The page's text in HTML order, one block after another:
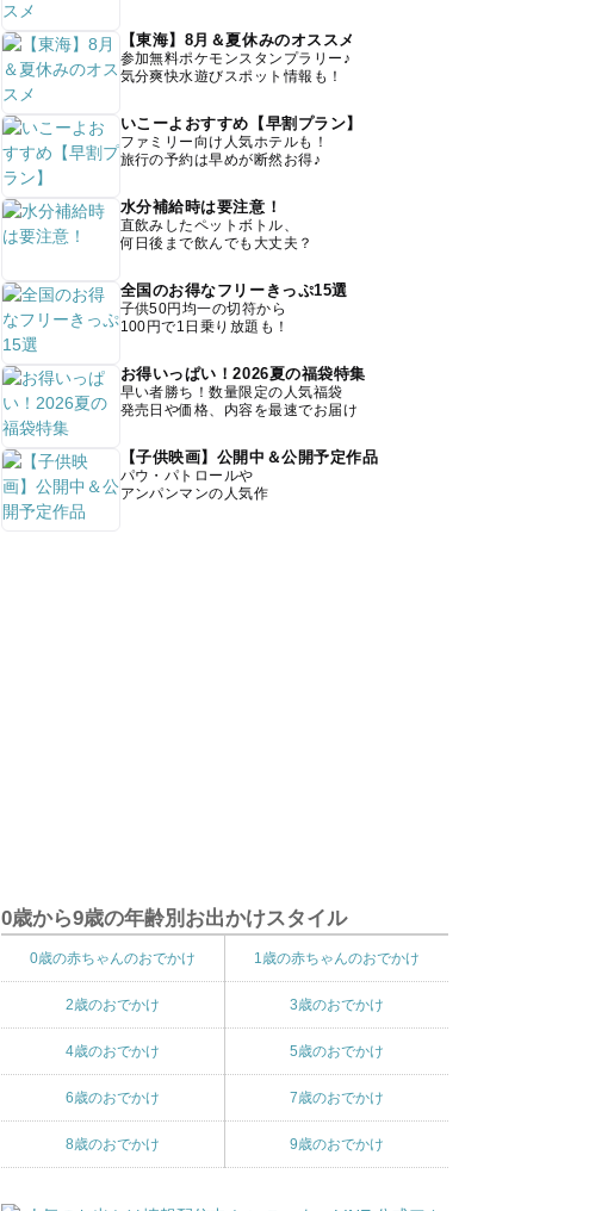
【東海】8月＆夏休みのオススメ
参加無料ポケモンスタンプラリー♪
気分爽快水遊びスポット情報も！
いこーよおすすめ【早割プラン】
ファミリー向け人気ホテルも！
旅行の予約は早めが断然お得♪
水分補給時は要注意！
直飲みしたペットボトル、
何日後まで飲んでも大丈夫？
全国のお得なフリーきっぷ15選
子供50円均一の切符から
100円で1日乗り放題も！
お得いっぱい！2026夏の福袋特集
早い者勝ち！数量限定の人気福袋
発売日や価格、内容を最速でお届け
【子供映画】公開中＆公開予定作品
パウ・パトロールや
アンパンマンの人気作
0歳から9歳の年齢別お出かけスタイル
0歳の赤ちゃんのおでかけ 1歳の赤ちゃんのおでかけ
2歳のおでかけ 3歳のおでかけ
4歳のおでかけ 5歳のおでかけ
6歳のおでかけ 7歳のおでかけ
8歳のおでかけ 9歳のおでかけ